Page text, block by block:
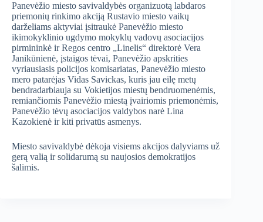
Panevėžio miesto savivaldybės organizuotą labdaros
priemonių rinkimo akciją Rustavio miesto vaikų
darželiams aktyviai įsitraukė Panevėžio miesto
ikimokyklinio ugdymo mokyklų vadovų asociacijos
pirmininkė ir Regos centro „Linelis“ direktorė Vera
Janikūnienė, įstaigos tėvai, Panevėžio apskrities
vyriausiasis policijos komisariatas, Panevėžio miesto
mero patarėjas Vidas Savickas, kuris jau eilę metų
bendradarbiauja su Vokietijos miestų bendruomenėmis,
remiančiomis Panevėžio miestą įvairiomis priemonėmis,
Panevėžio tėvų asociacijos valdybos narė Lina
Kazokienė ir kiti privatūs asmenys.
Miesto savivaldybė dėkoja visiems akcijos dalyviams už
gerą valią ir solidarumą su naujosios demokratijos
šalimis.